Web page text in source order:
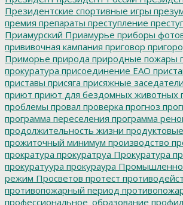
Президентские спортивные игры
премия препараты преступление
Приамурский Приамурье приборы
прививочная кампания приговор
Приморье природа природные пожары
прокуратура присоединение ЕАО
приставы присяга присяжные заседатели
приют приют для бездомных животных
проблемы провал проверка прогноз
программа переселения программа
продолжительность жизни
прожиточный минимум производство
прократура прокуратруа Прокуратура
прокуратуура прокураура
режим Просветов протест
противопожарный период
профессиональное_образование